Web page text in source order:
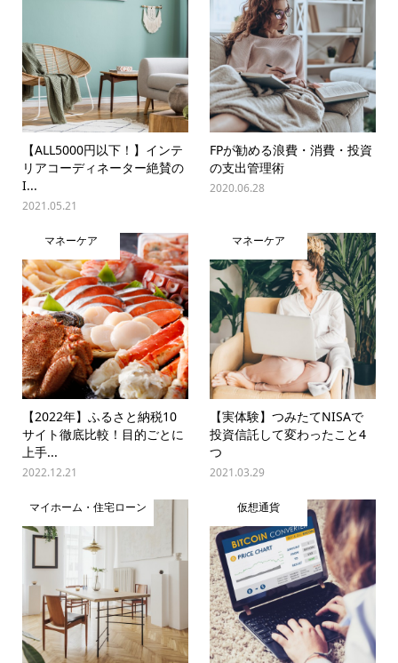
【ALL5000円以下！】インテ
リアコーディネーター絶賛の
I...
2021.05.21
FPが勧める浪費・消費・投資
の支出管理術
2020.06.28
マネーケア
【2022年】ふるさと納税10
サイト徹底比較！目的ごとに
上手...
2022.12.21
マネーケア
【実体験】つみたてNISAで
投資信託して変わったこと4
つ
2021.03.29
マイホーム・住宅ローン 仮想通貨